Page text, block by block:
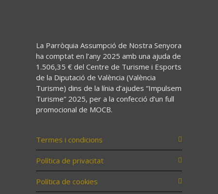
La Parròquia Assumpció de Nostra Senyora
ha comptat en l’any 2025 amb una ajuda de
1.506,35 € del Centre de Turisme i Esports
de la Diputació de València (València
Turisme) dins de la línia d’ajudes “Impulsem
Turisme” 2025, per a la confecció d’un full
promocional de MOCB.
Termes i condicions
Política de privacitat
Política de cookies